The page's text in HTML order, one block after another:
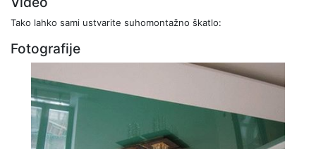
Tako lahko sami ustvarite suhomontažno škatlo:
Fotografije